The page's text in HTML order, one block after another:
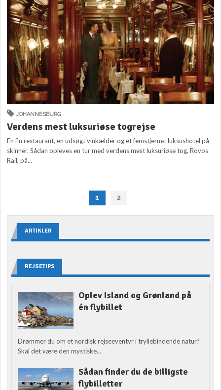
JOHANNESBURG
Verdens mest luksuriøse togrejse
En fin restaurant, en udsøgt vinkælder og et femstjernet luksushotel på
skinner. Sådan opleves en tur med verdens mest luksuriøse tog, Rovos
Rail, på...
1 2
ARTIKLER
REJSETIPS
Oplev Island og Grønland på
én flybillet
Drømmer du om et nordisk rejseeventyr i tryllebindende natur?
Skal det være den mystiske...
Sådan finder du de billigste
flybilletter